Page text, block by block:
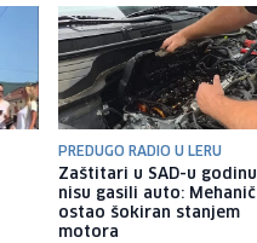
PREDUGO RADIO U LERU
Zaštitari u SAD-u
nisu gasili auto:
ostao šokiran stanjem
motora